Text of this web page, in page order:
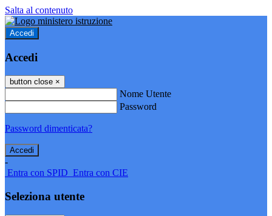
Salta al contenuto
Accedi
Accedi
button close ×
Nome Utente
Password
Password dimenticata?
-
Entra con SPID Entra con CIE
Seleziona utente